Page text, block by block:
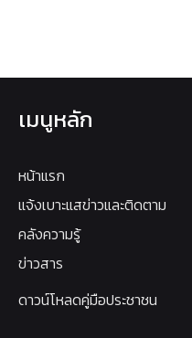
เมนูหลัก
หน้าแรก
แจ้งเบาะแสข่าวและติดตาม
คลังความรู้
ข่าวสาร
ดาวน์โหลดคู่มือประชาชน